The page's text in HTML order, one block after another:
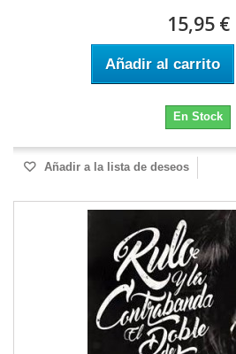
15,95 €
Añadir al carrito
En Stock
Añadir a la lista de deseos